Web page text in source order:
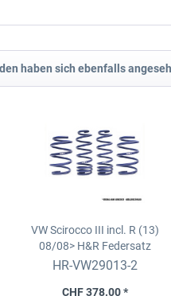
haben sich ebenfalls
VW Scirocco III incl. R (13)
08/08> H&R Federsatz
HR-VW29013-2
CHF 378.00 *